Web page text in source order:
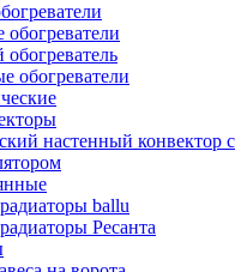
обогреватели
настенный конвектор с
ballu
Ресанта